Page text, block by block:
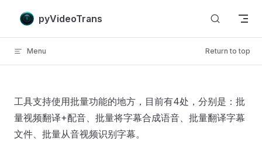
Skip to content
pyVideoTrans
Menu Return to top
工具支持使用批量功能的地方，目前有4处，分别是：批
量视频翻译+配音、批量将字幕合成语音、批量翻译字幕
文件、批量从音视频识别字幕。